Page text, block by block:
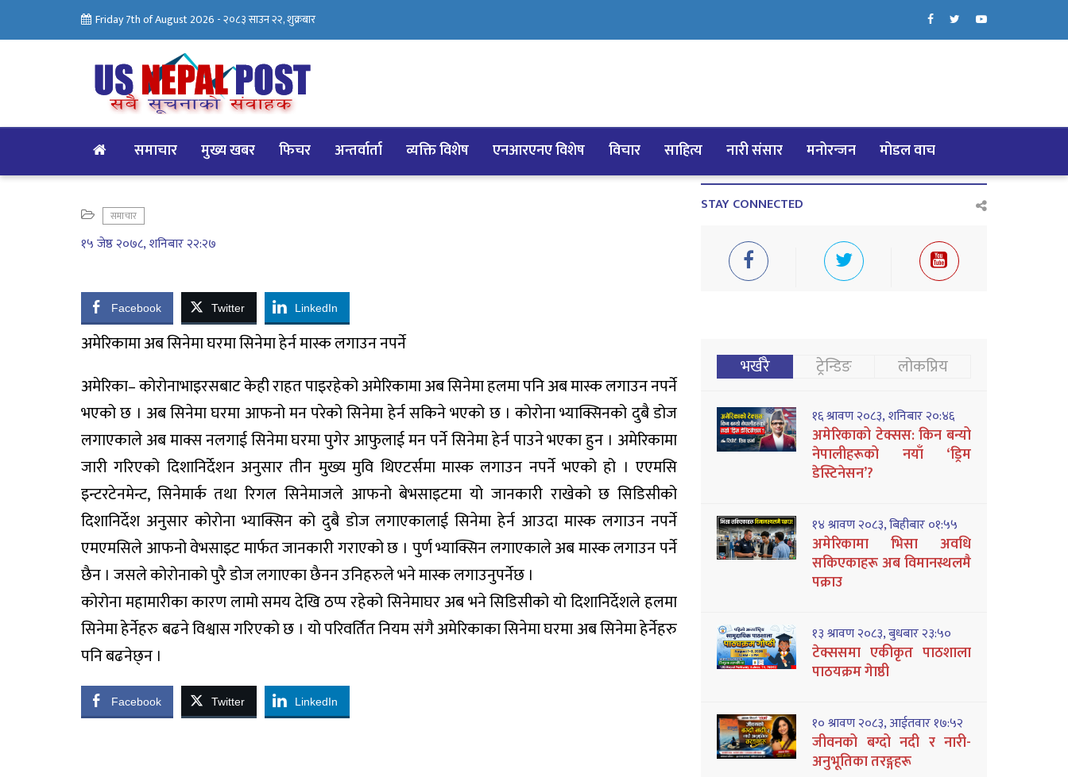
Friday 7th of August 2026 -२०८३ साउन २२, शुक्रबार
समाचार मुख्य खबर फिचर अन्तर्वार्ता व्यक्ति विशेष एनआरएनए विशेष विचार साहित्य नारी संसार मनोरन्जन मोडल वाच
समाचार
१५ जेष्ठ २०७८, शनिबार २२:२७
Facebook Twitter LinkedIn
अमेरिकामा अब सिनेमा घरमा सिनेमा हेर्न मास्क लगाउन नपर्ने
अमेरिका– कोरोनाभाइरसबाट केही राहत पाइरहेको अमेरिकामा अब सिनेमा हलमा पनि अब मास्क लगाउन नपर्ने
भएको छ । अब सिनेमा घरमा आफनो मन परेको सिनेमा हेर्न सकिने भएको छ । कोरोना भ्याक्सिनको दुबै डोज
लगाएकाले अब माक्स नलगाई सिनेमा घरमा पुगेर आफुलाई मन पर्ने सिनेमा हेर्न पाउने भएका हुन । अमेरिकामा
जारी गरिएको दिशानिर्देशन अनुसार तीन मुख्य मुवि थिएटर्समा मास्क लगाउन नपर्ने भएको हो । एएमसि
इन्टरटेनमेन्ट, सिनेमार्क तथा रिगल सिनेमाजले आफनो बेभसाइटमा यो जानकारी राखेको छ सिडिसीको
दिशानिर्देश अनुसार कोरोना भ्याक्सिन को दुबै डोज लगाएकालाई सिनेमा हेर्न आउदा मास्क लगाउन नपर्ने
एमएमसिले आफनो वेभसाइट मार्फत जानकारी गराएको छ । पुर्ण भ्याक्सिन लगाएकाले अब मास्क लगाउन पर्ने
छैन । जसले कोरोनाको पुरै डोज लगाएका छैनन उनिहरुले भने मास्क लगाउनुपर्नेछ ।
कोरोना महामारीका कारण लामो समय देखि ठप्प रहेको सिनेमाघर अब भने सिडिसीको यो दिशानिर्देशले हलमा
सिनेमा हेर्नेहरु बढने विश्वास गरिएको छ । यो परिवर्तित नियम संगै अमेरिकाका सिनेमा घरमा अब सिनेमा हेर्नेहरु
पनि बढनेछ्न ।
Facebook Twitter LinkedIn
STAY CONNECTED
भर्खरै ट्रेन्डिङ लोकप्रिय
१६ श्रावण २०८३, शनिबार २०:४६
अमेरिकाको टेक्सस: किन बन्यो
नेपालीहरूको नयाँ ‘ड्रिम
डेस्टिनेसन’?
१४ श्रावण २०८३, बिहीबार ०१:५५
अमेरिकामा भिसा अवधि
सकिएकाहरू अब विमानस्थलमै
पक्राउ
१३ श्रावण २०८३, बुधबार २३:५०
टेक्ससमा एकीकृत पाठशाला
पाठयक्रम गेाष्ठी
१० श्रावण २०८३, आईतवार १७:५२
जीवनको बग्दो नदी र नारी-
अनुभूतिका तरङ्गहरू